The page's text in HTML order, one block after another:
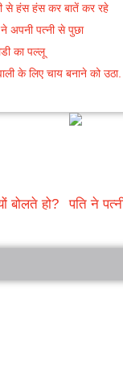
से हंस हंस कर बातें कर रहे
अपनी पत्नी से पुछा
का पल्लू
के लिए चाय बनाने को उठा.
बोलते हो? पति ने